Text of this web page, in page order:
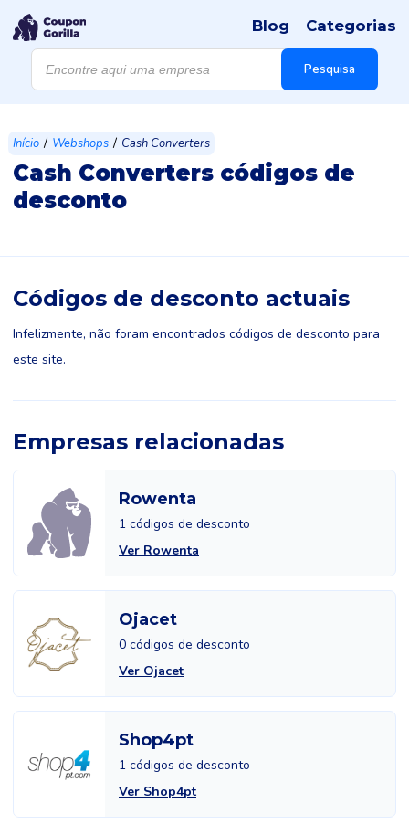
Products
search Pesquisa
Blog Categorias
Início / Webshops / Cash Converters
Cash Converters códigos de
desconto
Códigos de desconto actuais
Infelizmente, não foram encontrados códigos de desconto para
este site.
Empresas relacionadas
Rowenta
1 códigos de desconto
Ver Rowenta
Ojacet
0 códigos de desconto
Ver Ojacet
Shop4pt
1 códigos de desconto
Ver Shop4pt